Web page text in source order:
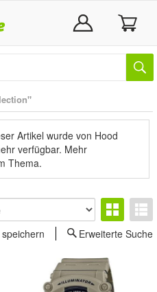
Artikel wurde von Hood
verfügbar. Mehr
Thema.
Erweiterte Suche